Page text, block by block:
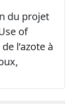
du projet
of
l’azote à